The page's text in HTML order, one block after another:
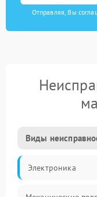
Отправляя, Вы
Виды
Электроника